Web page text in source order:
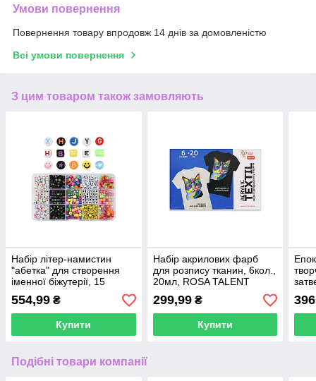
Умови повернення
Повернення товару впродовж 14 днів за домовленістю
Всі умови повернення
З цим товаром також замовляють
Набір літер-намистин
"абетка" для створення
іменної біжутерії, 15
осередків
554,99 ₴
Купити
Набір акрилових фарб
для розпису тканин, 6кол.,
20мл, ROSA TALENT
299,99₴
Купити
(1:1)
Подібні товари компанії